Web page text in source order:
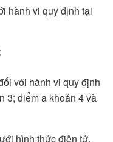
hành vi quy định tại
với hành vi quy định
3; điểm a khoản 4 và
hình thức điện tử,